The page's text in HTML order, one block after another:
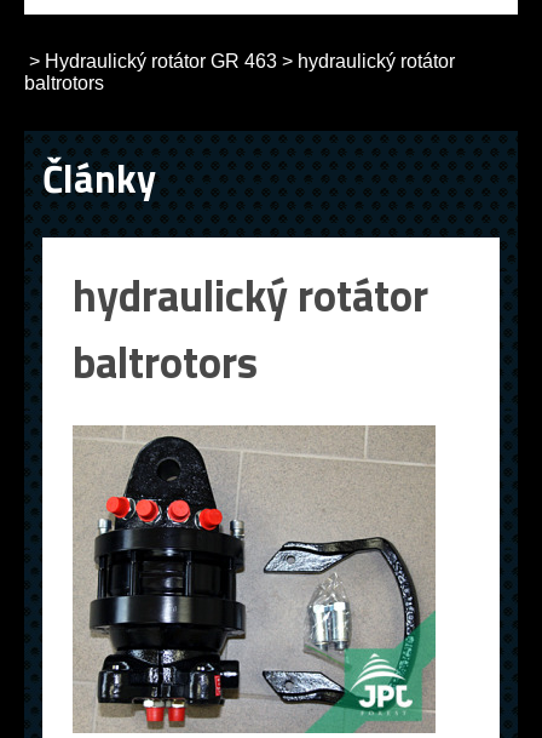
> Hydraulický rotátor GR 463 > hydraulický rotátor
baltrotors
Články
hydraulický rotátor
baltrotors